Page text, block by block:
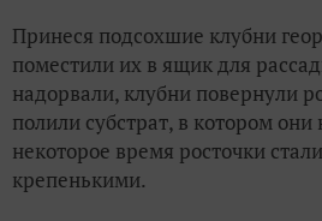
Принеся подсохшие клубни
поместили их в ящик для
надорвали, клубни повернули
полили субстрат, в котором
некоторое время росточки
крепенькими.